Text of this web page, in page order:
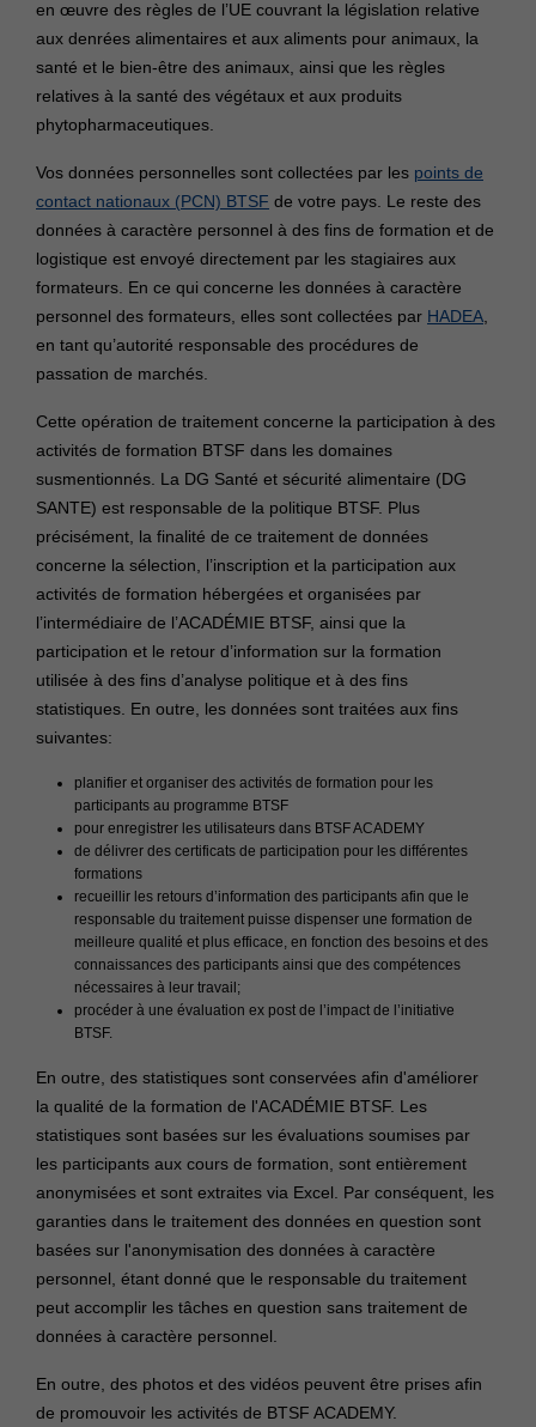
en œuvre des règles de l’UE couvrant la législation relative
aux denrées alimentaires et aux aliments pour animaux, la
santé et le bien-être des animaux, ainsi que les règles
relatives à la santé des végétaux et aux produits
phytopharmaceutiques.
Vos données personnelles sont collectées par les points de
contact nationaux (PCN) BTSF de votre pays. Le reste des
données à caractère personnel à des fins de formation et de
logistique est envoyé directement par les stagiaires aux
formateurs. En ce qui concerne les données à caractère
personnel des formateurs, elles sont collectées par HADEA,
en tant qu’autorité responsable des procédures de
passation de marchés.
Cette opération de traitement concerne la participation à des
activités de formation BTSF dans les domaines
susmentionnés. La DG Santé et sécurité alimentaire (DG
SANTE) est responsable de la politique BTSF. Plus
précisément, la finalité de ce traitement de données
concerne la sélection, l’inscription et la participation aux
activités de formation hébergées et organisées par
l’intermédiaire de l’ACADÉMIE BTSF, ainsi que la
participation et le retour d’information sur la formation
utilisée à des fins d’analyse politique et à des fins
statistiques. En outre, les données sont traitées aux fins
suivantes:
planifier et organiser des activités de formation pour les
participants au programme BTSF
pour enregistrer les utilisateurs dans BTSF ACADEMY
de délivrer des certificats de participation pour les différentes
formations
recueillir les retours d’information des participants afin que le
responsable du traitement puisse dispenser une formation de
meilleure qualité et plus efficace, en fonction des besoins et des
connaissances des participants ainsi que des compétences
nécessaires à leur travail;
procéder à une évaluation ex post de l’impact de l’initiative
BTSF.
En outre, des statistiques sont conservées afin d'améliorer
la qualité de la formation de l'ACADÉMIE BTSF. Les
statistiques sont basées sur les évaluations soumises par
les participants aux cours de formation, sont entièrement
anonymisées et sont extraites via Excel. Par conséquent, les
garanties dans le traitement des données en question sont
basées sur l'anonymisation des données à caractère
personnel, étant donné que le responsable du traitement
peut accomplir les tâches en question sans traitement de
données à caractère personnel.
En outre, des photos et des vidéos peuvent être prises afin
de promouvoir les activités de BTSF ACADEMY.